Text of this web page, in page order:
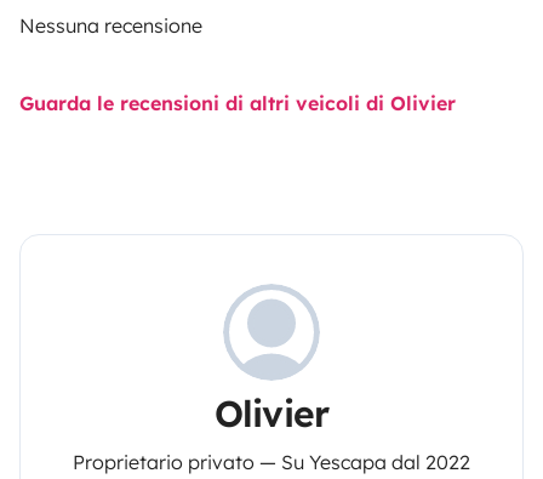
Nessuna recensione
Guarda le recensioni di altri veicoli di Olivier
Olivier
Proprietario privato — Su Yescapa dal 2022